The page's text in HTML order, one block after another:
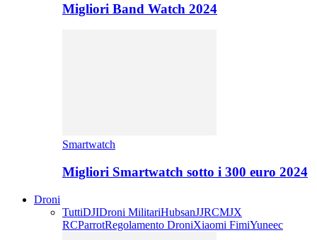
Migliori Band Watch 2024
Smartwatch
Migliori Smartwatch sotto i 300 euro 2024
Droni
TuttiDJIDroni MilitariHubsanJJRCMJX
RCParrotRegolamento DroniXiaomi FimiYuneec